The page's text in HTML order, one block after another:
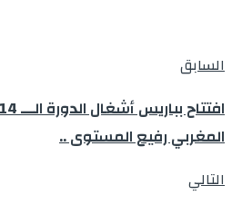
السابق
المغربي رفيع المستوى ..
التالي